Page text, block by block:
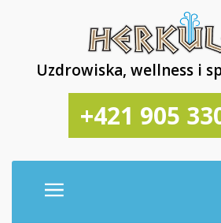
Uzdrowiska, wellness i
+421 905